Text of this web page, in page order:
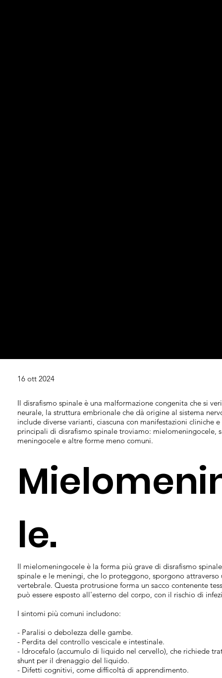
16 ott 2024
Il disrafismo spinale è una malformazione congenita che si
neurale, la struttura embrionale che dà origine al sistema
include diverse varianti, ciascuna con manifestazioni cliniche
principali di disrafismo spinale troviamo: mielomeningocele,
meningocele e altre forme meno comuni.
le.
Il mielomeningocele è la forma più grave di disrafismo
spinale e le meningi, che lo proteggono, sporgono attraverso
vertebrale. Questa protrusione forma un sacco contenente
può essere esposto all'esterno del corpo, con il rischio di
I sintomi più comuni includono:
- Paralisi o debolezza delle gambe.
- Perdita del controllo vescicale e intestinale.
- Idrocefalo (accumulo di liquido nel cervello), che richiede
shunt per il drenaggio del liquido.
- Difetti cognitivi, come difficoltà di apprendimento.